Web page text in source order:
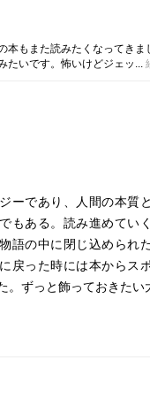
忘メモ。
しない幼ごころの君にも
れいうところは笑えた
った。
とをなせ」「自分の
望みを叶えると自分が
じゃないしそれならそ
地点から始めないといけ
も。
本もまた読みたくなってきま
たいです。怖いけどジェッ...
ーであり、人間の本質
もある。読み進めてい
語の中に閉じ込められ
戻った時には本からス
。ずっと飾っておきたい